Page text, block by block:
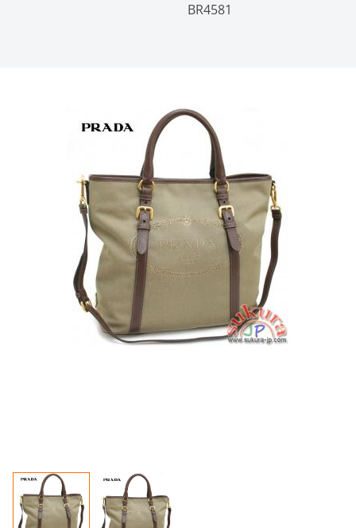
BR4581